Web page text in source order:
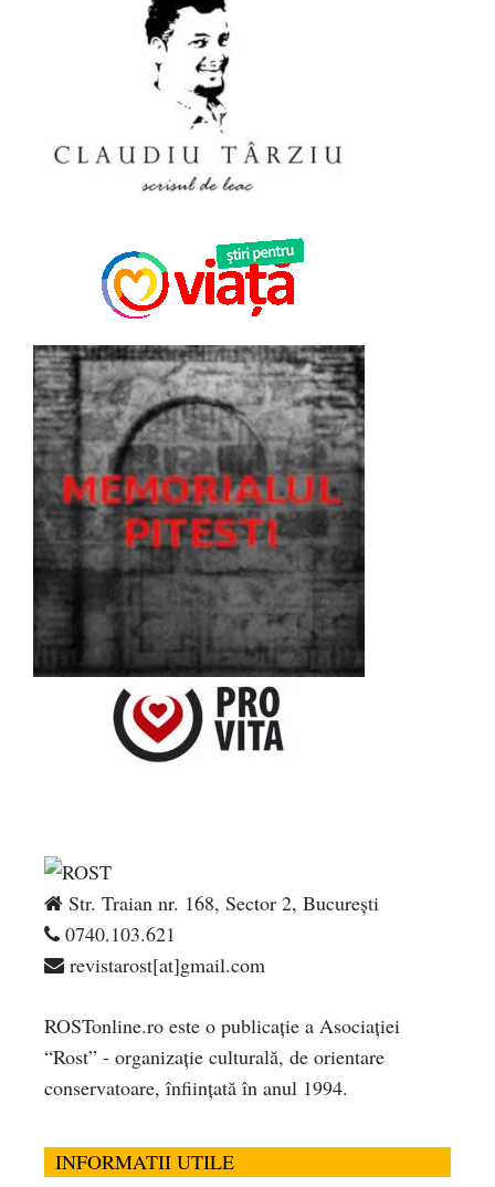
Str. Traian nr. 168, Sector 2, București
0740.103.621
revistarost[at]gmail.com
ROSTonline.ro este o publicaţie a Asociaţiei
“Rost” - organizaţie culturală, de orientare
conservatoare, înfiinţată în anul 1994.
INFORMATII UTILE